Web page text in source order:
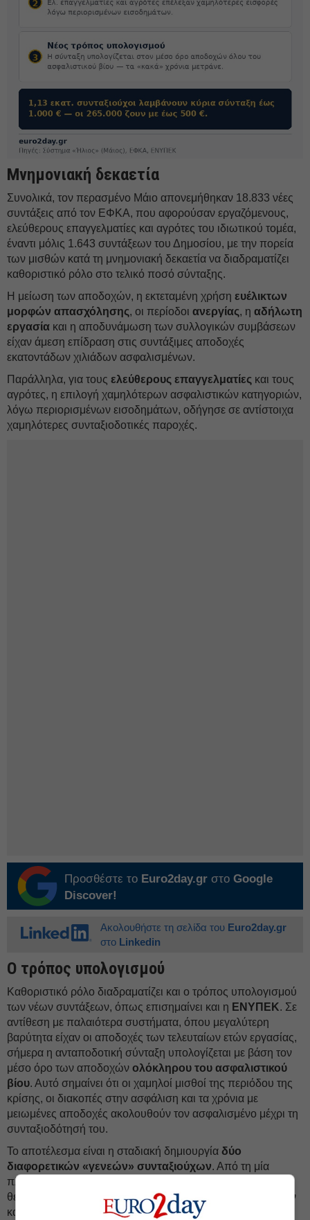
Μνημονιακή δεκαετία
Συνολικά, τον περασμένο Μάιο απονεμήθηκαν 18.833 νέες
συντάξεις από τον ΕΦΚΑ, που αφορούσαν εργαζόμενους,
ελεύθερους επαγγελματίες και αγρότες του ιδιωτικού τομέα,
έναντι μόλις 1.643 συντάξεων του Δημοσίου, με την πορεία
των μισθών κατά τη μνημονιακή δεκαετία να διαδραματίζει
καθοριστικό ρόλο στο τελικό ποσό σύνταξης.
Η μείωση των αποδοχών, η εκτεταμένη χρήση ευέλικτων
μορφών απασχόλησης, οι περίοδοι ανεργίας, η αδήλωτη
εργασία και η αποδυνάμωση των συλλογικών συμβάσεων
είχαν άμεση επίδραση στις συντάξιμες αποδοχές
εκατοντάδων χιλιάδων ασφαλισμένων.
Παράλληλα, για τους ελεύθερους επαγγελματίες και τους
αγρότες, η επιλογή χαμηλότερων ασφαλιστικών κατηγοριών,
λόγω περιορισμένων εισοδημάτων, οδήγησε σε αντίστοιχα
χαμηλότερες συνταξιοδοτικές παροχές.
Προσθέστε το Euro2day.gr στο Google
Discover!
Ακολουθήστε τη σελίδα του Euro2day.gr
στο Linkedin
Ο τρόπος υπολογισμού
Καθοριστικό ρόλο διαδραματίζει και ο τρόπος υπολογισμού
των νέων συντάξεων, όπως επισημαίνει και η ΕΝΥΠΕΚ. Σε
αντίθεση με παλαιότερα συστήματα, όπου μεγαλύτερη
βαρύτητα είχαν οι αποδοχές των τελευταίων ετών εργασίας,
σήμερα η ανταποδοτική σύνταξη υπολογίζεται με βάση τον
μέσο όρο των αποδοχών ολόκληρου του ασφαλιστικού
βίου. Αυτό σημαίνει ότι οι χαμηλοί μισθοί της περιόδου της
κρίσης, οι διακοπές στην ασφάλιση και τα χρόνια με
μειωμένες αποδοχές ακολουθούν τον ασφαλισμένο μέχρι τη
συνταξιοδότησή του.
Το αποτέλεσμα είναι η σταδιακή δημιουργία δύο
διαφορετικών «γενεών» συνταξιούχων. Από τη μία
πλευρά, βρίσκονται οι παλαιότεροι συνταξιούχοι, οι οποίοι
θεμελίωσαν δικαιώματα σε περιόδους υψηλότερων μισθών
και ευνοϊκότερων κανόνων υπολογισμού. Από την άλλη, οι